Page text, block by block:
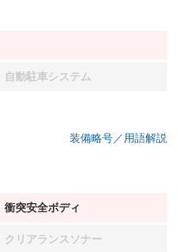
自動駐車システム
：装備なし
装備略号／用語解説
衝突安全ボディ
：装備あり
クリアランスソナー
：装備なし